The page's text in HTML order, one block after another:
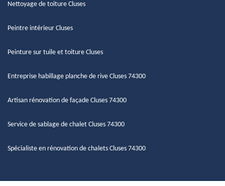
Nettoyage de toiture Cluses
Peintre intérieur Cluses
Peinture sur tuile et toiture Cluses
Entreprise habillage planche de rive Cluses 74300
Artisan rénovation de façade Cluses 74300
Service de sablage de chalet Cluses 74300
Spécialiste en rénovation de chalets Cluses 74300